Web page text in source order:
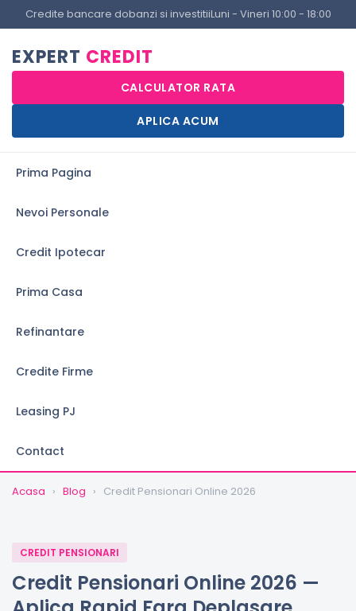
Credite bancare dobanzi si investitiiLuni - Vineri 10:00 - 18:00
EXPERT CREDIT
CALCULATOR RATA
APLICA ACUM
Prima Pagina
Nevoi Personale
Credit Ipotecar
Prima Casa
Refinantare
Credite Firme
Leasing PJ
Contact
Acasa › Blog › Credit Pensionari Online 2026
CREDIT PENSIONARI
Credit Pensionari Online 2026 —